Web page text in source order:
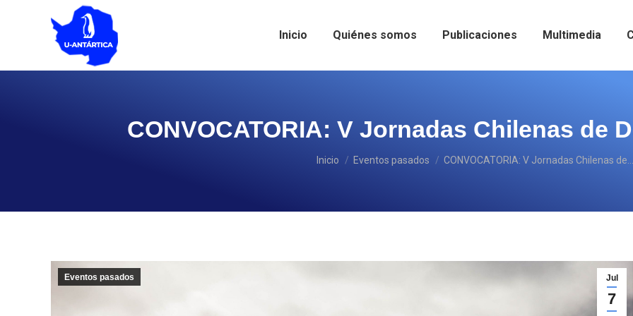
Inicio Quiénes somos Publicaciones Multimedia
CONVOCATORIA: V Jornadas Chilenas de
Estás aquí:
Inicio Eventos pasados CONVOCATORIA: V Jornadas Chilenas de…
Jul
7
Eventos pasados